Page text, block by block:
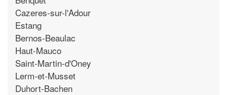
Cazeres-sur-l'Adour
Estang
Bernos-Beaulac
Haut-Mauco
Saint-Martin-d'Oney
Lerm-et-Musset
Duhort-Bachen